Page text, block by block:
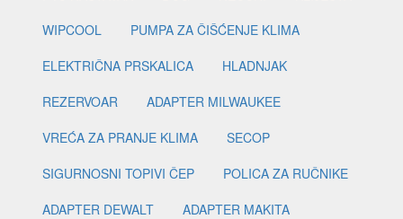
WIPCOOL
PUMPA ZA ČIŠĆENJE KLIMA
ELEKTRIČNA PRSKALICA
HLADNJAK
REZERVOAR
ADAPTER MILWAUKEE
VREĆA ZA PRANJE KLIMA
SECOP
SIGURNOSNI TOPIVI ČEP
POLICA ZA RUČNIKE
ADAPTER DEWALT
ADAPTER MAKITA